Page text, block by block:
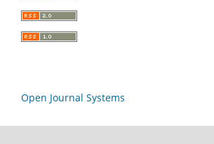
Open Journal Systems